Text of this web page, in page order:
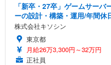
「新卒・27卒」ゲームサー
ーの設計・構築・運用/年間休
株式会社キソシン
東京都
月給26万3,300円～32万円
正社員